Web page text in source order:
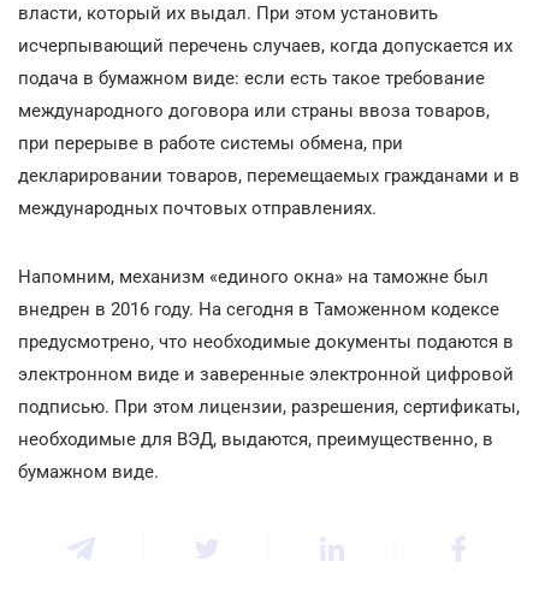
власти, который их выдал. При этом установить
исчерпывающий перечень случаев, когда допускается их
подача в бумажном виде: если есть такое требование
международного договора или страны ввоза товаров,
при перерыве в работе системы обмена, при
декларировании товаров, перемещаемых гражданами и в
международных почтовых отправлениях.
Напомним, механизм «единого окна» на таможне был
внедрен в 2016 году. На сегодня в Таможенном кодексе
предусмотрено, что необходимые документы подаются в
электронном виде и заверенные электронной цифровой
подписью. При этом лицензии, разрешения, сертификаты,
необходимые для ВЭД, выдаются, преимущественно, в
бумажном виде.